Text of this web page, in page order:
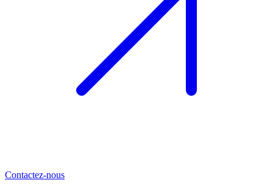
Contactez-nous